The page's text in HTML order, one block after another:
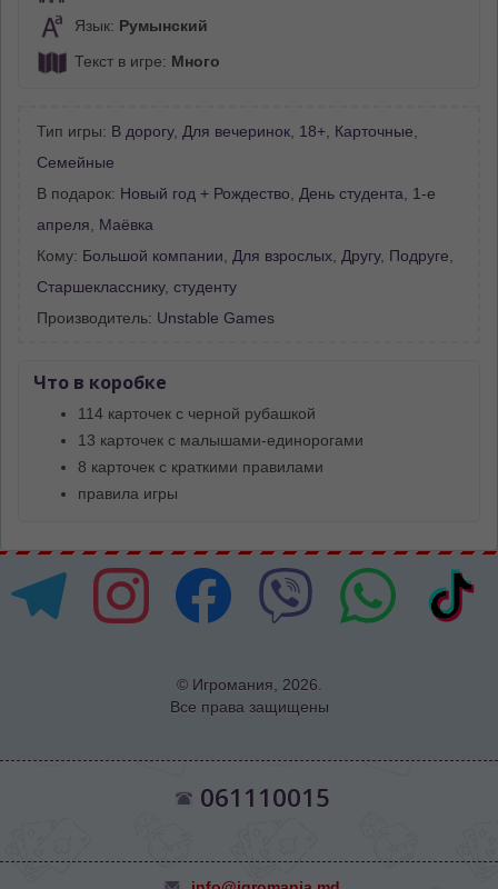
Язык: Румынский
Текст в игре: Много
Тип игры: В дорогу, Для вечеринок 18+ Карточные
Семейные
В подарок: Новый год + Рождество День студента
1-е
апреля
Маёвка
Кому: Большой компании Для взрослых Другу, Подруге
Старшекласснику, студенту
Производитель: Unstable Games
Что в коробке
114 карточек с черной рубашкой
13 карточек с малышами-единорогами
8 карточек с краткими правилами
правила игры
© Игромания, 2026.
Все права защищены
061110015